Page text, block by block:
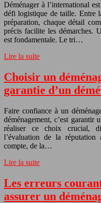
Déménager à l’international
défi logistique de taille. Entre
préparation, chaque détail
précis facilite les démarches.
est fondamentale. Le tri…
Lire la suite
Choisir un
garantie d’un
Faire confiance à un
déménagement, c’est garantir
réaliser ce choix crucial,
l’évaluation de la réputation
compte, de la…
Lire la suite
Les erreurs
assurer un